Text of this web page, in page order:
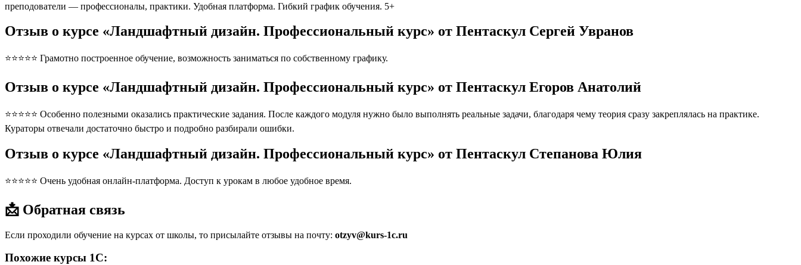
преподователи — профессионалы, практики. Удобная платформа. Гибкий график обучения. 5+
Отзыв о курсе «Ландшафтный дизайн. Профессиональный курс» от Пентаскул Сергей Увранов
⭐⭐⭐⭐⭐ Грамотно построенное обучение, возможность заниматься по собственному графику.
Отзыв о курсе «Ландшафтный дизайн. Профессиональный курс» от Пентаскул Егоров Анатолий
⭐⭐⭐⭐⭐ Особенно полезными оказались практические задания. После каждого модуля нужно было выполнять реальные задачи, благодаря чему теория сразу закреплялась на практике.
Кураторы отвечали достаточно быстро и подробно разбирали ошибки.
Отзыв о курсе «Ландшафтный дизайн. Профессиональный курс» от Пентаскул Степанова Юлия
⭐⭐⭐⭐⭐ Очень удобная онлайн-платформа. Доступ к урокам в любое удобное время.
📩 Обратная связь
Если проходили обучение на курсах от школы, то присылайте отзывы на почту: otzyv@kurs-1c.ru
Похожие курсы 1С: